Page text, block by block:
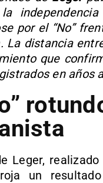
por el “No”
La distancia
que
en años
Leger,
un